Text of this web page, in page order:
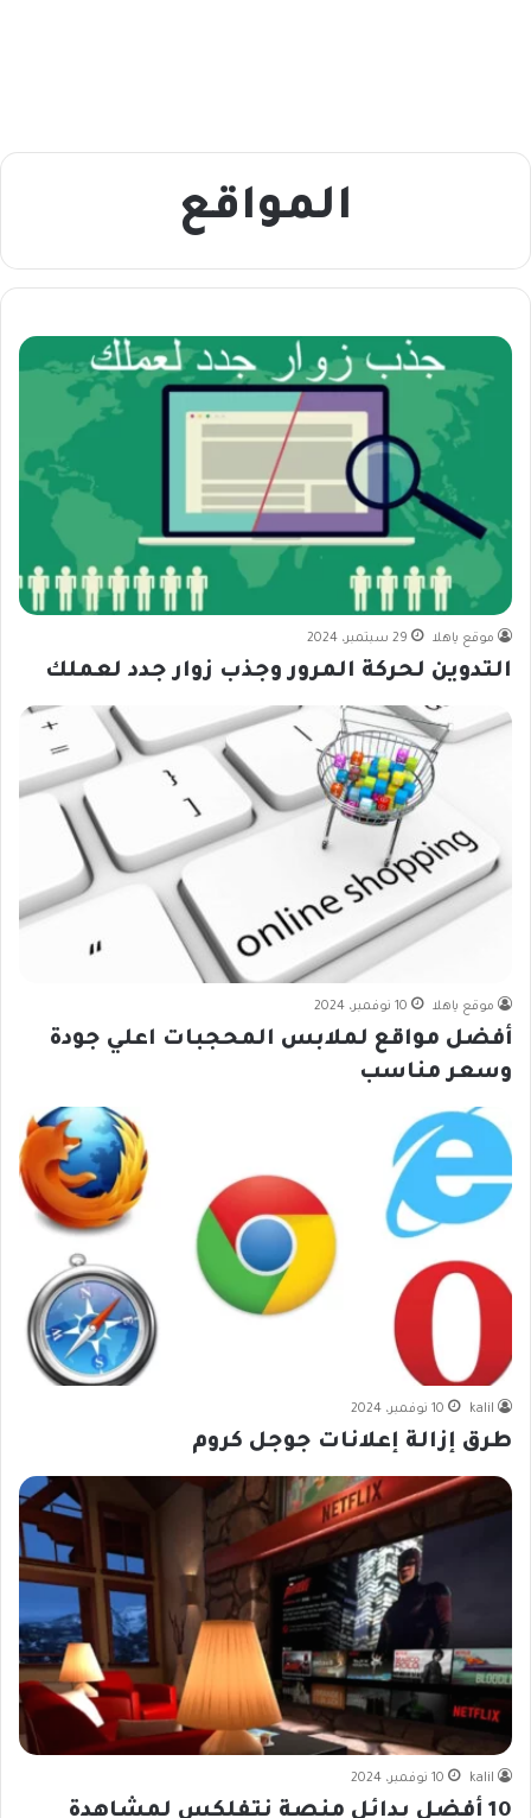
المواقع
موقع ياهلا 29 سبتمبر، 2024
التدوين لحركة المرور وجذب زوار جدد لعملك
موقع ياهلا 10 نوفمبر، 2024
أفضل مواقع لملابس المحجبات اعلي جودة
وسعر مناسب
kalil 10 نوفمبر، 2024
طرق إزالة إعلانات جوجل كروم
kalil 10 نوفمبر، 2024
10 أفضل بدائل منصة نتفلكس لمشاهدة